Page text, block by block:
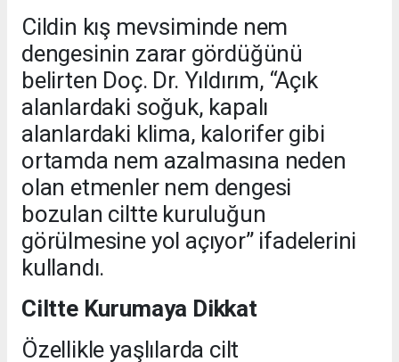
Cildin kış mevsiminde nem
dengesinin zarar gördüğünü
belirten Doç. Dr. Yıldırım, “Açık
alanlardaki soğuk, kapalı
alanlardaki klima, kalorifer gibi
ortamda nem azalmasına neden
olan etmenler nem dengesi
bozulan ciltte kuruluğun
görülmesine yol açıyor” ifadelerini
kullandı.
Ciltte Kurumaya Dikkat
Özellikle yaşlılarda cilt